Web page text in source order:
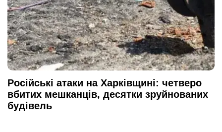
Російські атаки на Харківщині: четверо
вбитих мешканців, десятки зруйнованих
будівель